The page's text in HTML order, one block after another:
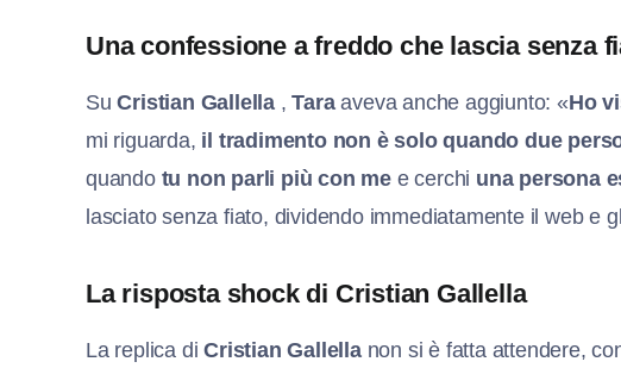
Una confessione a freddo che lascia senza
SuCristian Gallella ,Taraaveva anche aggiunto: «Ho
mi riguarda, il tradimento non è solo quando due
quando tu non parli più con me e cerchi una persona
lasciato senza fiato, dividendo immediatamente il web e
La risposta shock di Cristian Gallella
La replica diCristian Gallellanon si è fatta attendere,